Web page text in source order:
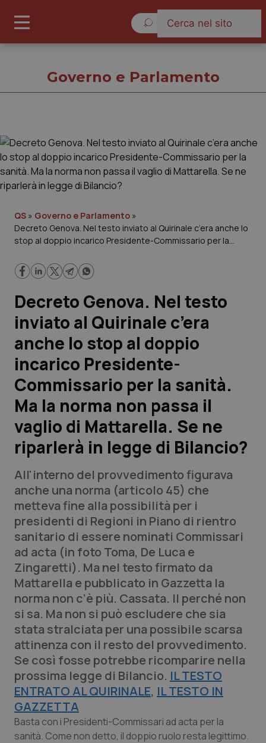
Cronache
Regioni e Asl
Lavoro e Professioni
Scienza e Farmaci
Studi e Analisi
Lettere al direttore
Edizioni Regionali
QS Pro
Professionisti Sanitari.AI
Abruzzo
Basilicata
Calabria
Campania
Emilia-Romagna
Friuli Venezia Giulia
Lazio
Liguria
Lombardia
QS Pro Gold
Artrite & artrosi
Asma & BPCO
Car-T
Colesterolo & coronaropatie
Dermatite Atopica
Diabete & glucometri
Disturbi dell’umore
Dolore
QS Club Newsletter
Governo e Parlamento
QS » Governo e Parlamento »
Decreto Genova. Nel testo inviato al Quirinale c’era anche lo
stop al doppio incarico Presidente-Commissario per la
riparlerà in legge di Bilancio?
Decreto Genova. Nel testo
inviato al Quirinale c’era
anche lo stop al doppio
incarico Presidente-
Commissario per la sanità.
Ma la norma non passa il
vaglio di Mattarella. Se ne
riparlerà in legge di Bilancio?
All'interno del provvedimento figurava
anche una norma (articolo 45) che
metteva fine alla possibilità per i
presidenti di Regioni in Piano di rientro
sanitario di essere nominati Commissari
ad acta (in foto Toma, De Luca e
Zingaretti). Ma nel testo firmato da
Mattarella e pubblicato in Gazzetta la
norma non c’è più. Cassata. Il perché non
si sa. Ma non si può escludere che sia
stata stralciata per una possibile scarsa
attinenza con il resto del provvedimento.
Se così fosse potrebbe ricomparire nella
prossima legge di Bilancio. IL TESTO
ENTRATO AL QUIRINALE, IL TESTO IN
GAZZETTA
Basta con i Presidenti-Commissari ad acta per la
sanità. Come non detto, il doppio ruolo resta legittimo.